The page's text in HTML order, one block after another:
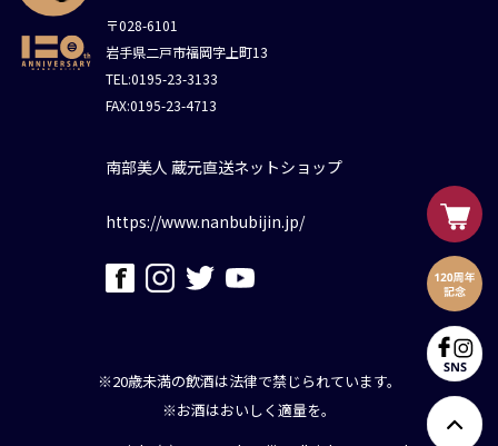
〒028-6101
岩手県二戸市福岡字上町13
TEL:0195-23-3133
FAX:0195-23-4713
南部美人 蔵元直送ネットショップ
https://www.nanbubijin.jp/
※20歳未満の飲酒は法律で禁じられています。
※お酒はおいしく適量を。